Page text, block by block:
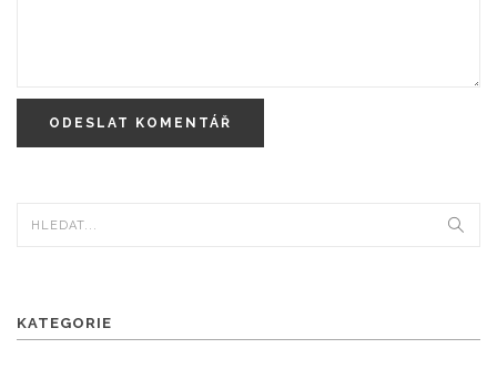
ODESLAT KOMENTÁŘ
KATEGORIE